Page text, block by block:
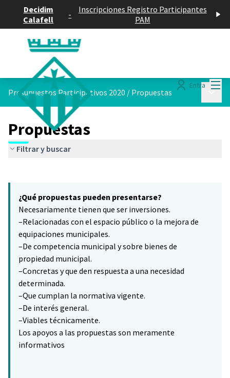
Decidim
Calafell
-
Inscripciones Registro Participantes
PAM
Entra
Presupuestos Participativos 2020 / Propuestas
Propuestas
Filtrar y buscar
−
¿Qué propuestas pueden presentarse?
Necesariamente tienen que ser inversiones.
–Relacionadas con el espacio público o la mejora de
equipaciones municipales.
–De competencia municipal y sobre bienes de
propiedad municipal.
–Concretas y que den respuesta a una necesidad
determinada.
–Que cumplan la normativa vigente.
–De interés general.
–Viables técnicamente.
Los apoyos a las propuestas son meramente
informativos